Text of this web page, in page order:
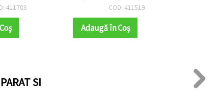
411703 COD: 411519
Adaugă în Coş
SI